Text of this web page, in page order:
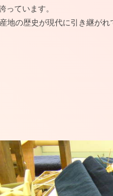
っています。
の歴史が現代に引き継がれ